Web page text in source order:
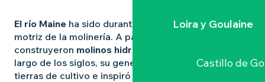
Loira y Goulaine
Castillo de
El río Maine ha sido durante mucho tiempo la fuerza
motriz de la molinería. A partir del siglo XVI, se
construyeron molinos hidráulicos
largo de los siglos, su generoso caudal alimentó las
tierras de cultivo e inspiró proyectos de navegación,